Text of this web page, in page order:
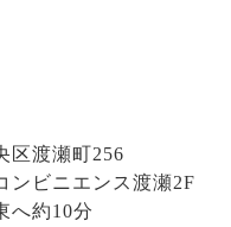
区渡瀬町256
ンビニエンス渡瀬2F
へ約10分